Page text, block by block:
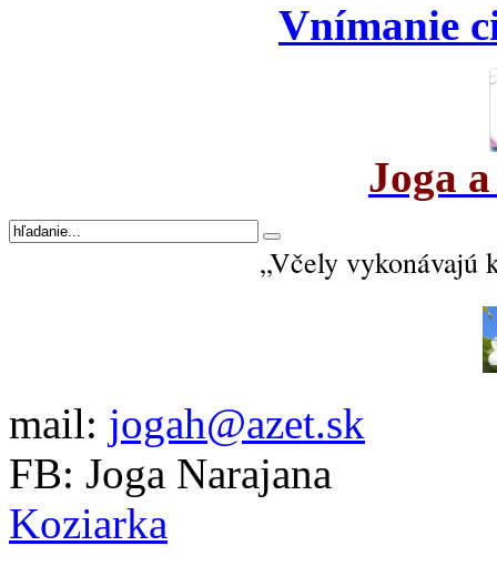
Vnímanie
Joga
„Včely vykonávajú
mail: jogah@azet.sk
FB: Joga Narajana
Koziarka